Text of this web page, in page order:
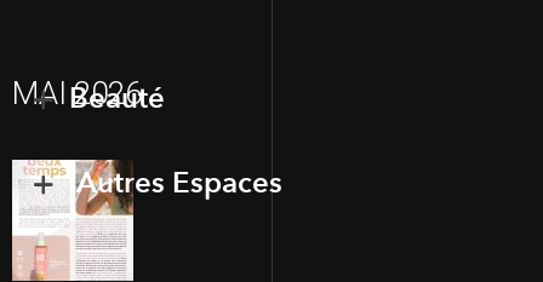
MAI 2026
Beauté
Autres Espaces